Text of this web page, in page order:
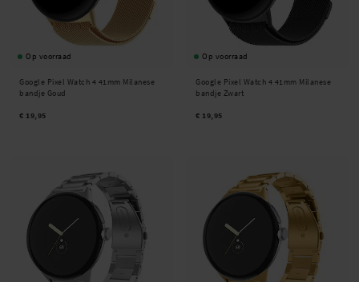
Op voorraad
Google Pixel Watch 4 41mm Milanese
bandje Goud
€ 19,95
Op voorraad
Google Pixel Watch 4 41mm Milanese
bandje Zwart
€ 19,95